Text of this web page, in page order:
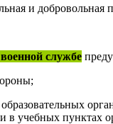
и
службе
в учебных пунктах